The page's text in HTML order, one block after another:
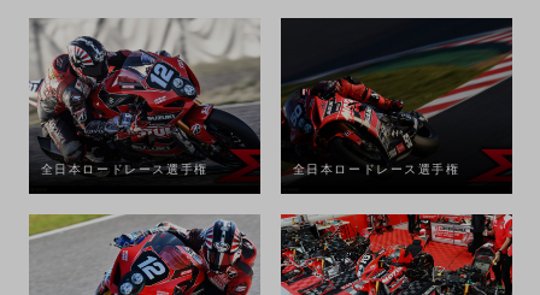
全日本ロードレース選手権 全日本ロードレース選手権